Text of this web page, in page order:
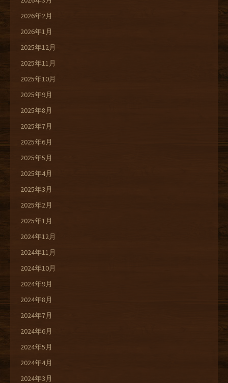
2026年2月
2026年1月
2025年12月
2025年11月
2025年10月
2025年9月
2025年8月
2025年7月
2025年6月
2025年5月
2025年4月
2025年3月
2025年2月
2025年1月
2024年12月
2024年11月
2024年10月
2024年9月
2024年8月
2024年7月
2024年6月
2024年5月
2024年4月
2024年3月